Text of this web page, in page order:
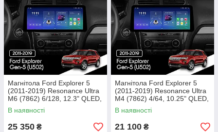
Магнітола Ford Explorer 5
(2011-2019) Resonance Ultra
M6 (7862) 6/128, 12.3" QLED,
360 (BMW Style)
В наявності
25 350 ₴
Магнітола Ford Explorer 5
(2011-2019) Resonance Ultra
M4 (7862) 4/64, 10.25" QLED,
360 (BMW Style)
В наявності
21 100 ₴